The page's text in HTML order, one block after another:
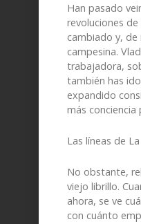
Han pasado
revoluciones
cambiado y,
campesina.
trabajadora,
también has
expandido
más conciencia
Las líneas de
No obstante,
viejo librillo.
ahora, se ve
con cuánto